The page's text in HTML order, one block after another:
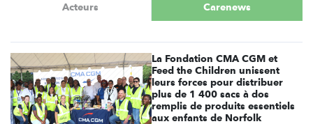
Acteurs Carenews
La Fondation CMA CGM et
Feed the Children unissent
leurs forces pour distribuer
plus de 1 400 sacs à dos
remplis de produits essentiels
aux enfants de Norfolk